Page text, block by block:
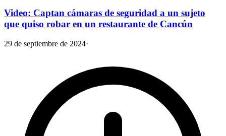
Video: Captan cámaras de seguridad a un sujeto
que quiso robar en un restaurante de Cancún
29 de septiembre de 2024·